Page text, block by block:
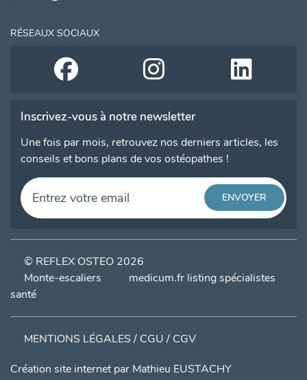
RÉSEAUX SOCIAUX
Inscrivez-vous à notre newsletter
Une fois par mois, retrouvez nos derniers articles, les
conseils et bons plans de vos ostéopathes !
© REFLEX OSTEO 2026
Monte-escaliers
medicum.fr listing spécialistes
santé
MENTIONS LÉGALES / CGU / CGV
Création site internet par Mathieu EUSTACHY